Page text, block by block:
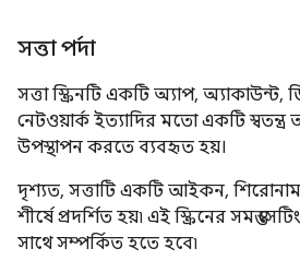
সত্তা পর্দা
সত্তা স্ক্রিনটি একটি অ্যাপ,
নেটওয়ার্ক ইত্যাদির মতো একটি
উপস্থাপন করতে ব্যবহৃত হয়।
দৃশ্যত, সত্তাটি একটি আইকন,
শীর্ষে প্রদর্শিত হয়৷ এই স্ক্রিনের সমস্ত
সাথে সম্পর্কিত হতে হবে৷